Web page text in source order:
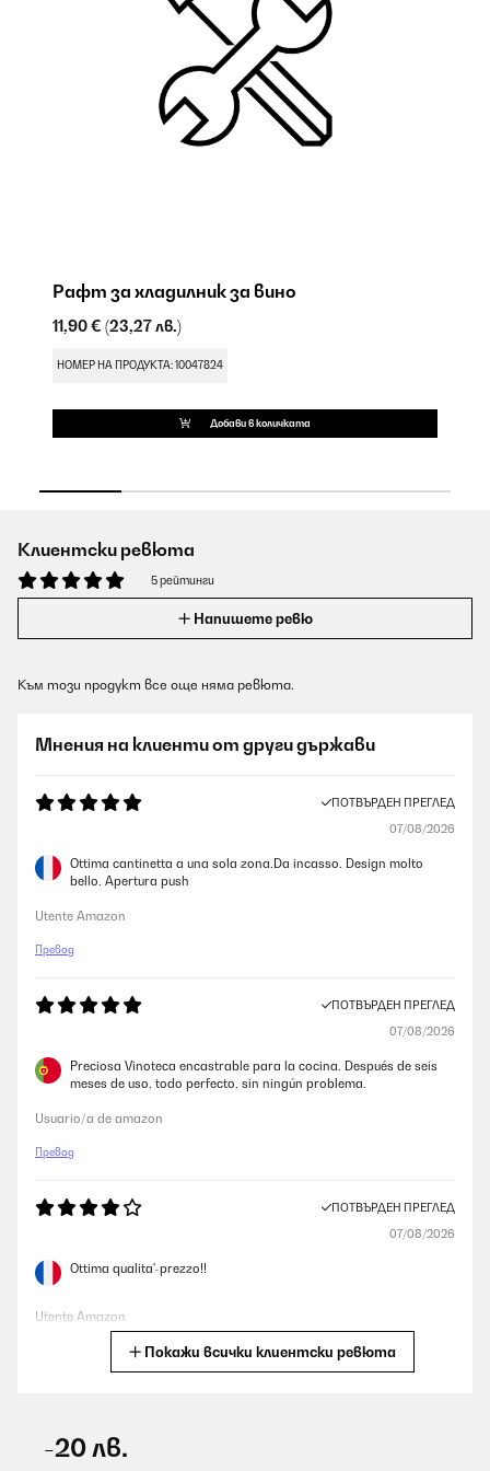
Рафт за хладилник за вино
11,90 € (23,27 лв.)
НОМЕР НА ПРОДУКТА: 10047824
Добави в количката
Клиентски ревюта
5 рейтинги
Напишете ревю
Към този продукт все още няма ревюта.
Мнения на клиенти от други държави
ПОТВЪРДЕН ПРЕГЛЕД
07/08/2026
Ottima cantinetta a una sola zona.Da incasso. Design molto
bello. Apertura push
Utente Amazon
Превод
ПОТВЪРДЕН ПРЕГЛЕД
07/08/2026
Preciosa Vinoteca encastrable para la cocina. Después de seis
meses de uso, todo perfecto, sin ningún problema.
Usuario/a de amazon
Превод
ПОТВЪРДЕН ПРЕГЛЕД
07/08/2026
Ottima qualita'-prezzo!!
Utente Amazon
Покажи всички клиентски ревюта
-20 лв.